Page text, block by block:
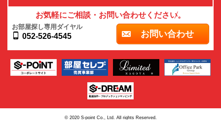
お気軽にご相談・お問い合わせください。
お部屋探し専用ダイヤル
052-526-4545 お問い合わせ
© 2020 S-point Co., Ltd. All rights Reserved.